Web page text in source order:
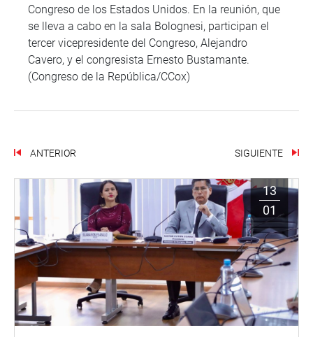
Congreso de los Estados Unidos. En la reunión, que
se lleva a cabo en la sala Bolognesi, participan el
tercer vicepresidente del Congreso, Alejandro
Cavero, y el congresista Ernesto Bustamante.
(Congreso de la República/CCox)
ANTERIOR SIGUIENTE
13
01